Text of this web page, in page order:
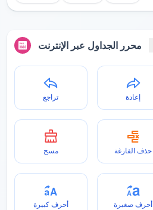
محرر الجداول عبر الإنترنت
تراجع إعادة
مسح حذف الفارغة
أحرف كبيرة أحرف صغيرة